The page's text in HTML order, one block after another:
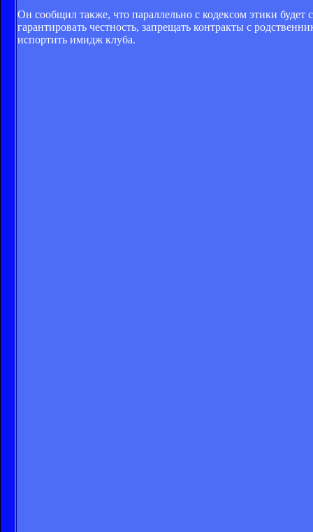
Он сообщил также, что параллельно с кодексом этики
гарантировать честность, запрещать контракты с
испортить имидж клуба.